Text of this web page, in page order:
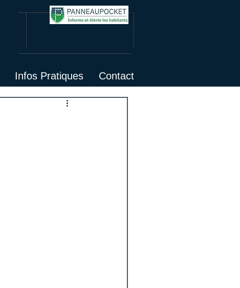
Infos Pratiques Contact